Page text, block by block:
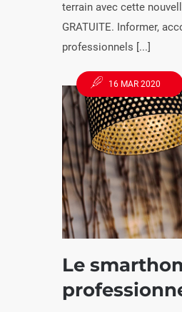
terrain avec cette
GRATUITE. Informer,
professionnels [...]
Le
16 MAR 2020